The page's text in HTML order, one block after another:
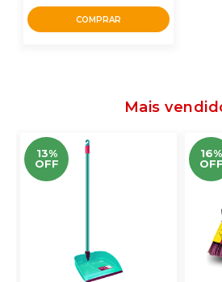
COMPRAR
Mais
13%
OFF
16%
OFF